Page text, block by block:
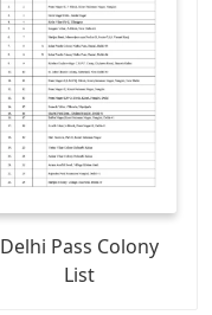
Delhi Pass Colony
List